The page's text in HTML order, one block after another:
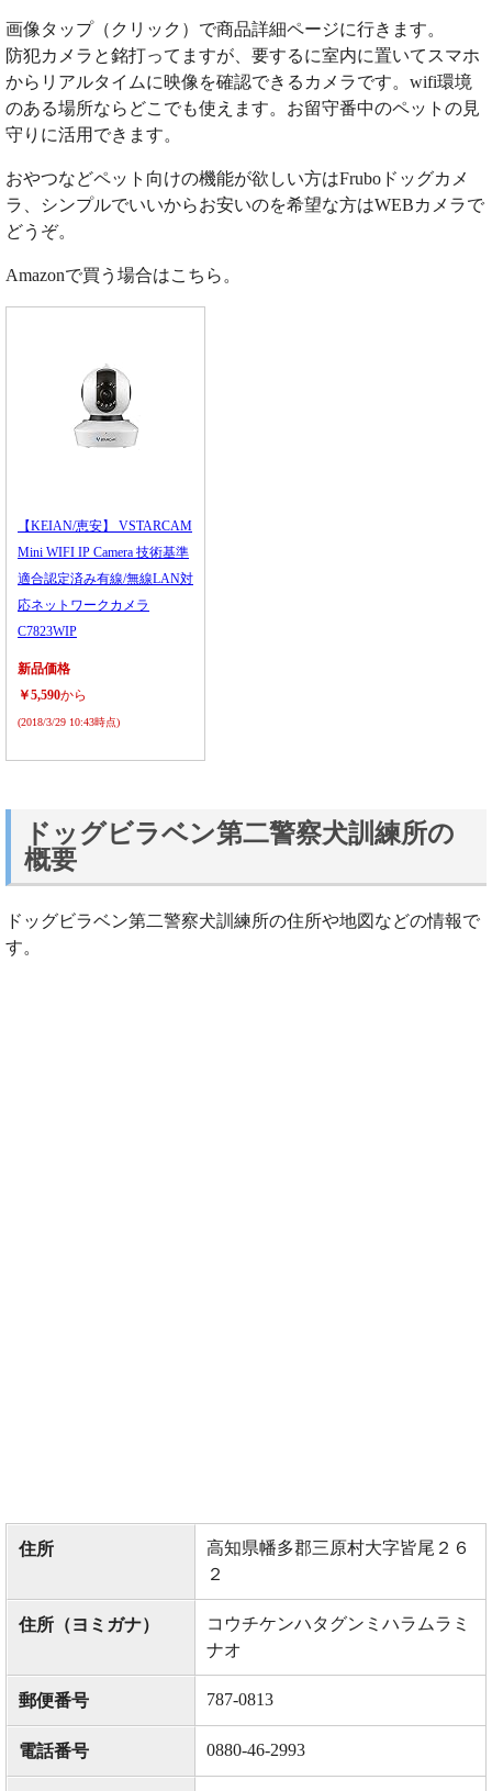
画像タップ（クリック）で商品詳細ページに行きます。
防犯カメラと銘打ってますが、要するに室内に置いてスマホ
からリアルタイムに映像を確認できるカメラです。wifi環境
のある場所ならどこでも使えます。お留守番中のペットの見
守りに活用できます。
おやつなどペット向けの機能が欲しい方はFruboドッグカメ
ラ、シンプルでいいからお安いのを希望な方はWEBカメラで
どうぞ。
Amazonで買う場合はこちら。
【KEIAN/恵安】 VSTARCAM
Mini WIFI IP Camera 技術基準
適合認定済み有線/無線LAN対
応ネットワークカメラ
C7823WIP
新品価格
￥5,590から
(2018/3/29 10:43時点)
ドッグビラベン第二警察犬訓練所の
概要
ドッグビラベン第二警察犬訓練所の住所や地図などの情報で
す。
住所
高知県幡多郡三原村大字皆尾２６
２
住所（ヨミガナ）
コウチケンハタグンミハラムラミ
ナオ
郵便番号 787-0813
電話番号 0880-46-2993